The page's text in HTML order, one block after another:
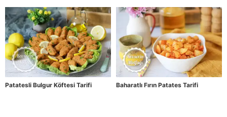
Patatesli Bulgur Köftesi Tarifi Baharatlı Fırın Patates Tarifi